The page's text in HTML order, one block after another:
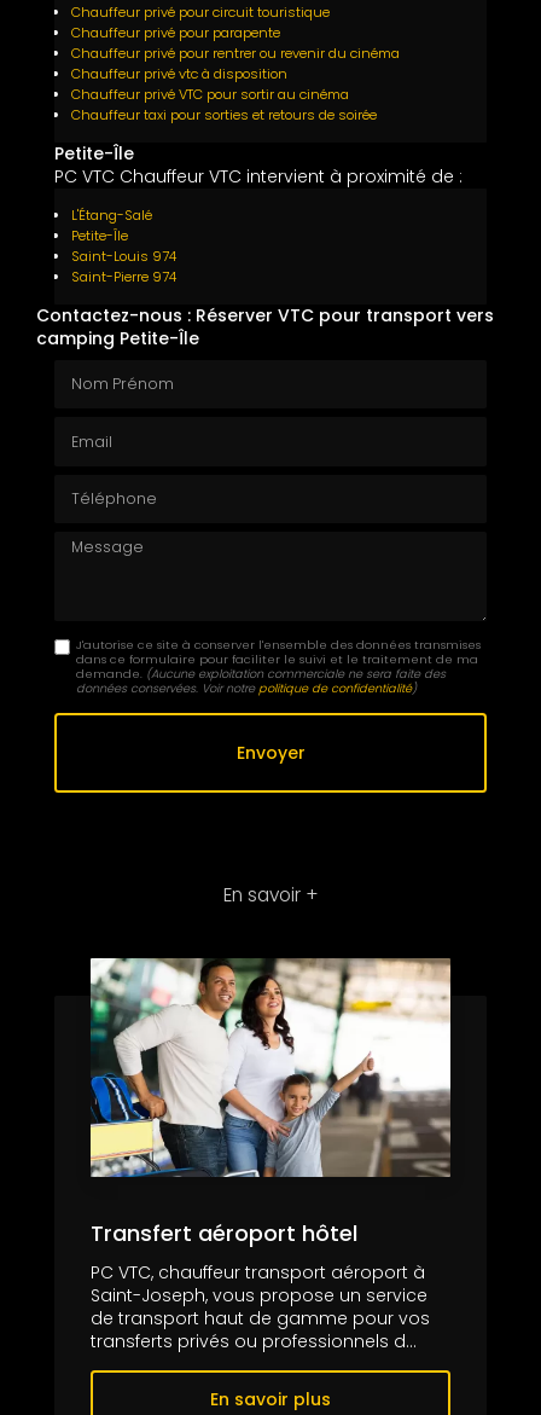
Chauffeur privé pour circuit touristique
Chauffeur privé pour parapente
Chauffeur privé pour rentrer ou revenir du cinéma
Chauffeur privé vtc à disposition
Chauffeur privé VTC pour sortir au cinéma
Chauffeur taxi pour sorties et retours de soirée
Petite-Île
PC VTC Chauffeur VTC intervient à proximité de :
L'Étang-Salé
Petite-Île
Saint-Louis 974
Saint-Pierre 974
Contactez-nous : Réserver VTC pour transport vers
camping Petite-Île
Message
J'autorise ce site à conserver l'ensemble des données transmises
dans ce formulaire pour faciliter le suivi et le traitement de ma
demande. (Aucune exploitation commerciale ne sera faite des
données conservées. Voir notrepolitique de confidentialité)
En savoir +
Transfert aéroport hôtel
PC VTC, chauffeur transport aéroport à
Saint-Joseph, vous propose un service
de transport haut de gamme pour vos
transferts privés ou professionnels d...
En savoir plus